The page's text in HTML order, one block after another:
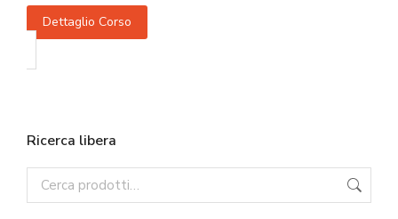
Dettaglio Corso
Ricerca libera